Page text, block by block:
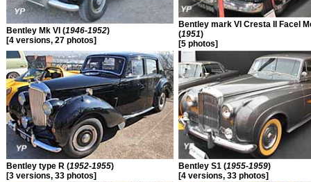
Bentley Mk VI (1946-1952)
[4 versions, 27 photos]
Bentley mark VI Cresta II Facel
(1951)
[5 photos]
Bentley type R (1952-1955)
[3 versions, 33 photos]
Bentley S1 (1955-1959)
[4 versions, 33 photos]